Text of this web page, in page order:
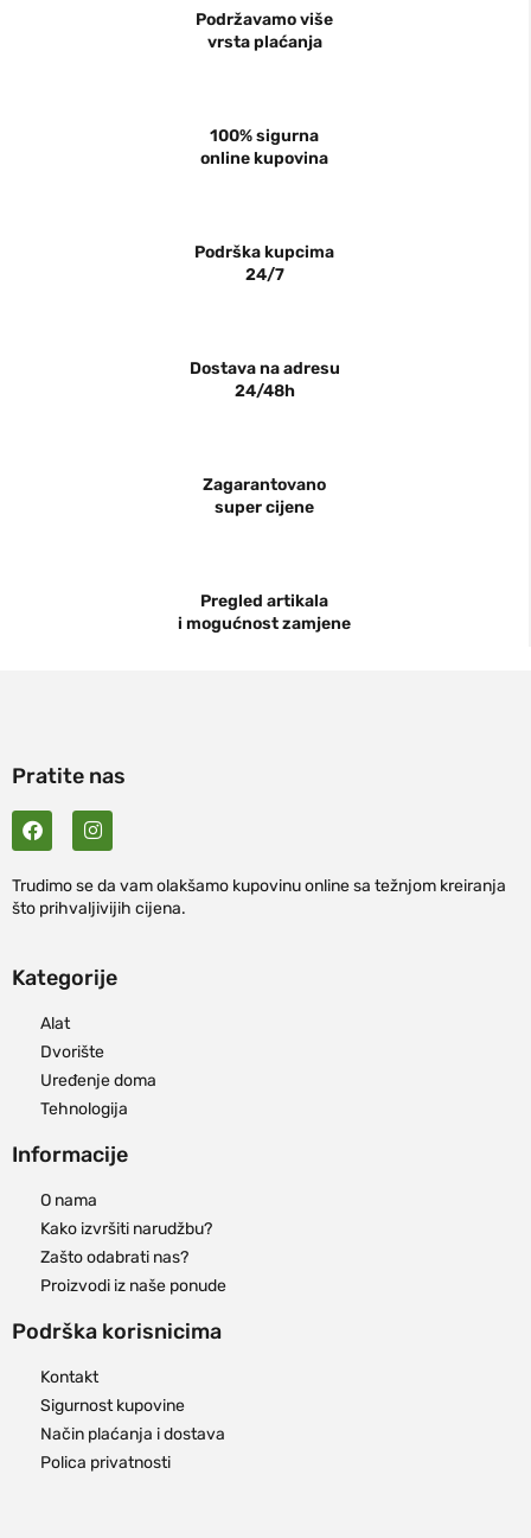
Podržavamo više
vrsta plaćanja
100% sigurna
online kupovina
Podrška kupcima
24/7
Dostava na adresu
24/48h
Zagarantovano
super cijene
Pregled artikala
i mogućnost zamjene
Pratite nas
Trudimo se da vam olakšamo kupovinu online sa težnjom kreiranja
što prihvaljivijih cijena.
Kategorije
Alat
Dvorište
Uređenje doma
Tehnologija
Informacije
O nama
Kako izvršiti narudžbu?
Zašto odabrati nas?
Proizvodi iz naše ponude
Podrška korisnicima
Kontakt
Sigurnost kupovine
Način plaćanja i dostava
Polica privatnosti